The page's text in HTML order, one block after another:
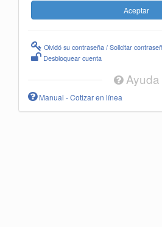
Olvidó su contraseña / Solicitar
Desbloquear cuenta
Ayuda
Manual - Cotizar en línea